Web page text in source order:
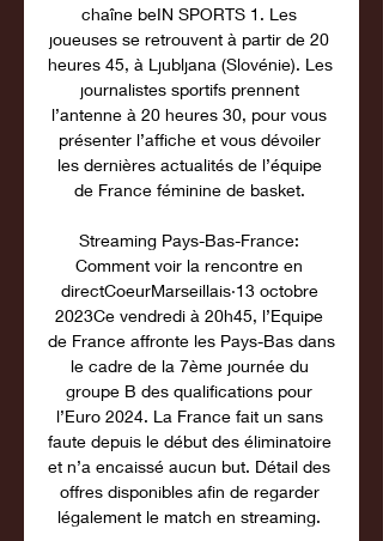
chaîne beIN SPORTS 1. Les
joueuses se retrouvent à partir de 20
heures 45, à Ljubljana (Slovénie). Les
journalistes sportifs prennent
l’antenne à 20 heures 30, pour vous
présenter l’affiche et vous dévoiler
les dernières actualités de l’équipe
de France féminine de basket.
Streaming Pays-Bas-France:
Comment voir la rencontre en
directCoeurMarseillais·13 octobre
2023Ce vendredi à 20h45, l’Equipe
de France affronte les Pays-Bas dans
le cadre de la 7ème journée du
groupe B des qualifications pour
l’Euro 2024. La France fait un sans
faute depuis le début des éliminatoire
et n’a encaissé aucun but. Détail des
offres disponibles afin de regarder
légalement le match en streaming.